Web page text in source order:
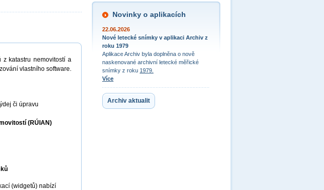
Novinky o aplikacích
22.06.2026
Nové letecké snímky v aplikaci Archiv z
roku 1979
Aplikace Archiv byla doplněna o nově
naskenované archivní letecké měřické
snímky z roku 1979.
Více
Archiv aktualit
z katastru nemovitostí a
vlastního software.
či úpravu
(RÚIAN)
(widgetů) nabízí